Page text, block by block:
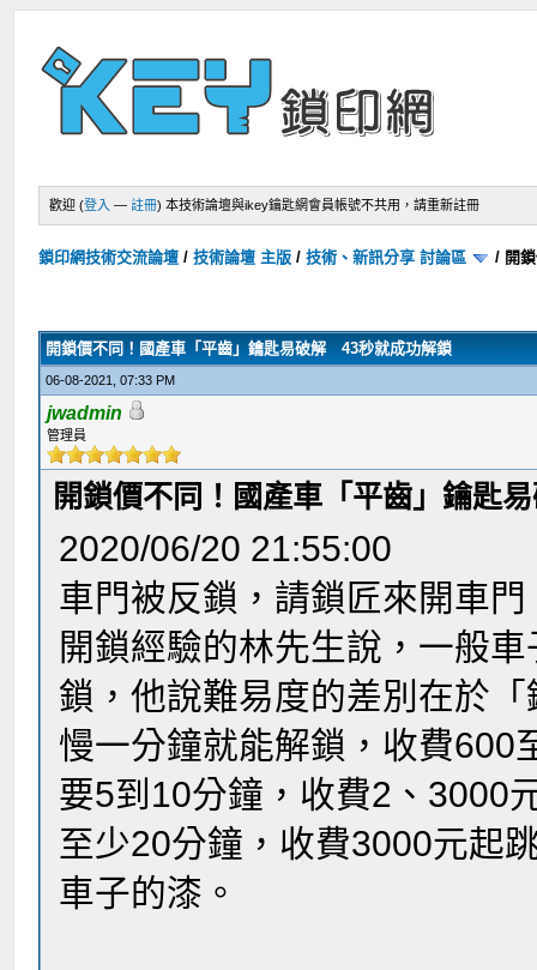
歡迎 (登入 —註冊) 本技術論壇與ikey鑰匙網會員帳號不共用，請重新註冊
鎖印網技術交流論壇 /技術論壇 主版 /技術、新訊分享 討論區 / 開
開鎖價不同！國產車「平齒」鑰匙易破解 43秒就成功解鎖
06-08-2021, 07:33 PM
jwadmin
管理員
開鎖價不同！國產車「平齒」鑰匙
2020/06/20 21:55:00
車門被反鎖，請鎖匠來開車
開鎖經驗的林先生說，一般
鎖，他說難易度的差別在於
慢一分鐘就能解鎖，收費600
要5到10分鐘，收費2、3000
至少20分鐘，收​費3000元起
車子的漆。